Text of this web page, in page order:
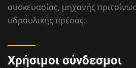
συσκευασίας, μηχανής
υδραυλικής πρέσας.
Χρήσιμοι σύνδεσμοι